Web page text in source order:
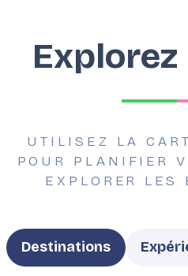
Explorez
UTILISEZ LA
POUR PLANIFIER
EXPLORER LES
TypeDestinations